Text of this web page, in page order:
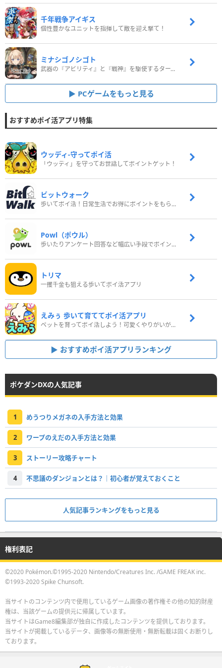
千年戦争アイギス
個性豊かなユニットを指揮して敵を迎え撃て！
ミナシゴノシゴト
武器の『アビリティ』と『戦神』を駆使するターン制コマンドバトルRPG！
PCゲームをもっと見る
おすすめポイ活アプリ特集
ウッディ‐守ってポイ活
「ウッディ」を守ってお世話してポイントゲット！
ビットウォーク
歩いてポイ活！日常生活でお得にポイントをもらおう
Powl（ポウル）
歩いたりアンケート回答など幅広い手段でポイントをゲット
トリマ
一攫千金も狙える歩いてポイ活アプリ
えみぅ 歩いて育ててポイ活アプリ
ペットを育ってポイ活しよう！可愛くやりがいがある新感覚アプリ
おすすめポイ活アプリランキング
ポケダンDXの人気記事
1 めうつりメガネの入手方法と効果
2 ワープのえだの入手方法と効果
3 ストーリー攻略チャート
4 不思議のダンジョンとは？｜初心者が覚えておくこと
人気記事ランキングをもっと見る
権利表記
©2020 Pokémon.©1995-2020 Nintendo/Creatures Inc. /GAME FREAK inc.
©1993-2020 Spike Chunsoft.
当サイトのコンテンツ内で使用しているゲーム画像の著作権その他の知的財産
権は、当該ゲームの提供元に帰属しています。
当サイトはGame8編集部が独自に作成したコンテンツを提供しております。
当サイトが掲載しているデータ、画像等の無断使用・無断転載は固くお断りし
ております。